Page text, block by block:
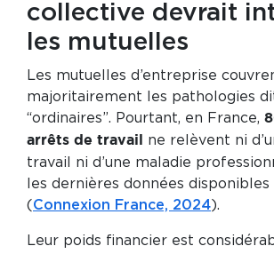
collective devrait
les mutuelles
Les mutuelles d’entreprise
majoritairement les pathologies
“ordinaires”. Pourtant, en France,
arrêts de travail
ne relèvent ni
travail ni d’une maladie
les dernières données
(Connexion France, 2024).
Leur poids financier est